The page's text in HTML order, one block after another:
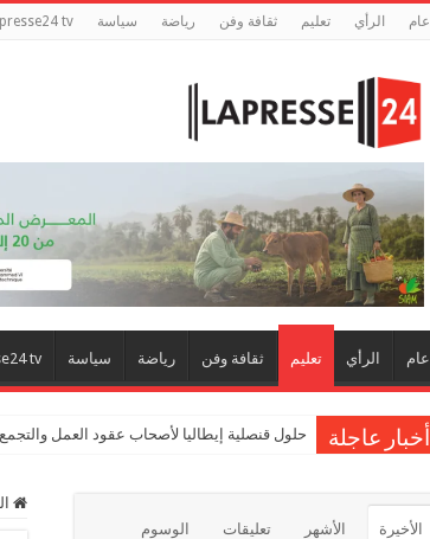
عام الرأي تعليم ثقافة وفن رياضة سياسة tv
عام الرأي تعليم ثقافة وفن رياضة سياسة tv
أخبار عاجلة حلول قنصلية إيطاليا لأصحاب عقود العمل والتجمع
الأخيرة الأشهر تعليقات الوسوم